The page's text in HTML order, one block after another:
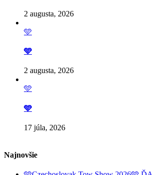
2 augusta, 2026
🩵
🩵
2 augusta, 2026
🩵
🩵
17 júla, 2026
Najnovšie